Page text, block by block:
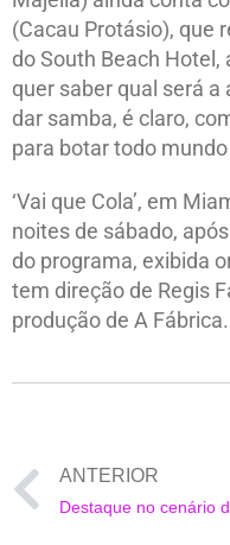
(Cacau Protásio), que
do South Beach Hotel,
quer saber qual será a
dar samba, é claro,
para botar todo
‘Vai que Cola’, em
noites de sábado,
do programa, exibida
tem direção de Regis
produção de A Fábrica.
ANTERIOR